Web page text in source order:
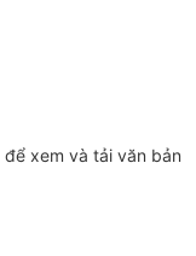
để xem và tải văn bản